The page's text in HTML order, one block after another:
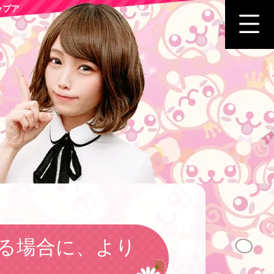
プア
場合に、より